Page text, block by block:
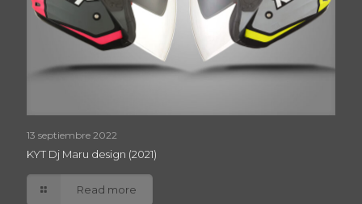
13 septiembre 2022
KYT Dj Maru design (2021)
Read more